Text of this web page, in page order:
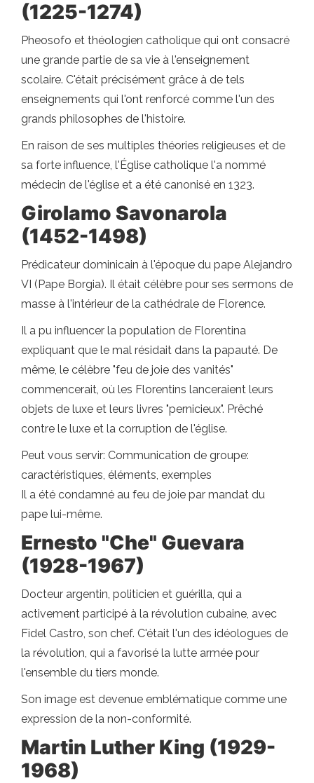
(1225-1274)
Pheosofo et théologien catholique qui ont consacré
une grande partie de sa vie à l'enseignement
scolaire. C'était précisément grâce à de tels
enseignements qui l'ont renforcé comme l'un des
grands philosophes de l'histoire.
En raison de ses multiples théories religieuses et de
sa forte influence, l'Église catholique l'a nommé
médecin de l'église et a été canonisé en 1323.
Girolamo Savonarola
(1452-1498)
Prédicateur dominicain à l'époque du pape Alejandro
VI (Pape Borgia). Il était célèbre pour ses sermons de
masse à l'intérieur de la cathédrale de Florence.
Il a pu influencer la population de Florentina
expliquant que le mal résidait dans la papauté. De
même, le célèbre "feu de joie des vanités"
commencerait, où les Florentins lanceraient leurs
objets de luxe et leurs livres "pernicieux". Prêché
contre le luxe et la corruption de l'église.
Peut vous servir: Communication de groupe:
caractéristiques, éléments, exemples
Il a été condamné au feu de joie par mandat du
pape lui-même.
Ernesto "Che" Guevara
(1928-1967)
Docteur argentin, politicien et guérilla, qui a
activement participé à la révolution cubaine, avec
Fidel Castro, son chef. C'était l'un des idéologues de
la révolution, qui a favorisé la lutte armée pour
l'ensemble du tiers monde.
Son image est devenue emblématique comme une
expression de la non-conformité.
Martin Luther King (1929-
1968)